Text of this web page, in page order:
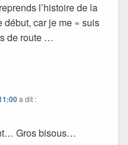
l’histoire de la
car je me « suis
de route …
a dit :
Gros bisous…